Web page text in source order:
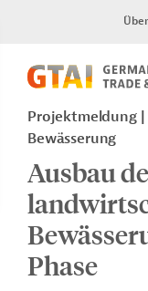
Projektmeldung
Bewässerung
Ausbau
Phase